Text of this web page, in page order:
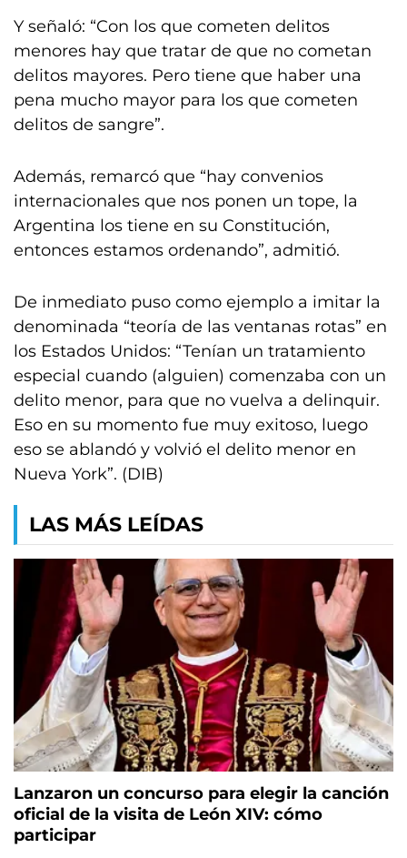
Y señaló: “Con los que cometen delitos
menores hay que tratar de que no cometan
delitos mayores. Pero tiene que haber una
pena mucho mayor para los que cometen
delitos de sangre”.
Además, remarcó que “hay convenios
internacionales que nos ponen un tope, la
Argentina los tiene en su Constitución,
entonces estamos ordenando”, admitió.
De inmediato puso como ejemplo a imitar la
denominada “teoría de las ventanas rotas” en
los Estados Unidos: “Tenían un tratamiento
especial cuando (alguien) comenzaba con un
delito menor, para que no vuelva a delinquir.
Eso en su momento fue muy exitoso, luego
eso se ablandó y volvió el delito menor en
Nueva York”. (DIB)
LAS MÁS LEÍDAS
Lanzaron un concurso para elegir la canción
oficial de la visita de León XIV: cómo
participar